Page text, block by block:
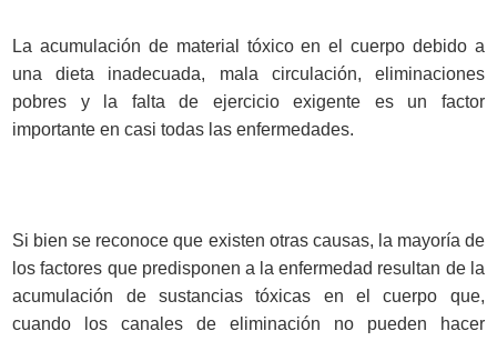
La acumulación de material tóxico en el cuerpo debido a
una dieta inadecuada, mala circulación, eliminaciones
pobres y la falta de ejercicio exigente es un factor
importante en casi todas las enfermedades.
Si bien se reconoce que existen otras causas, la mayoría de
los factores que predisponen a la enfermedad resultan de la
acumulación de sustancias tóxicas en el cuerpo que,
cuando los canales de eliminación no pueden hacer